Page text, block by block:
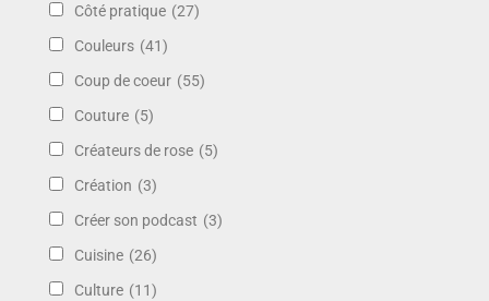
Côté pratique (27)
Couleurs (41)
Coup de coeur (55)
Couture (5)
Créateurs de rose (5)
Création (3)
Créer son podcast (3)
Cuisine (26)
Culture (11)